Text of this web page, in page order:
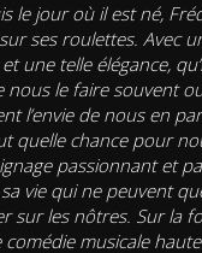
le jour où il est né,
ses roulettes. Avec
une telle élégance,
nous le faire souvent
l’envie de nous en
quelle chance pour
passionnant et
vie qui ne peuvent
sur les nôtres. Sur la
comédie musicale